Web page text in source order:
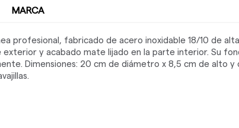
MARCA
profesional, fabricado de acero inoxidable 18/10 de
y acabado mate lijado en la parte interior. Su
Dimensiones: 20 cm de diámetro x 8,5 cm de alto y